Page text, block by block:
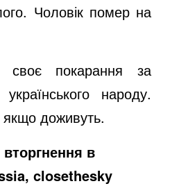
Чоловік помер на
своє покарання за
народу.
доживуть.
вторгнення в
closethesky